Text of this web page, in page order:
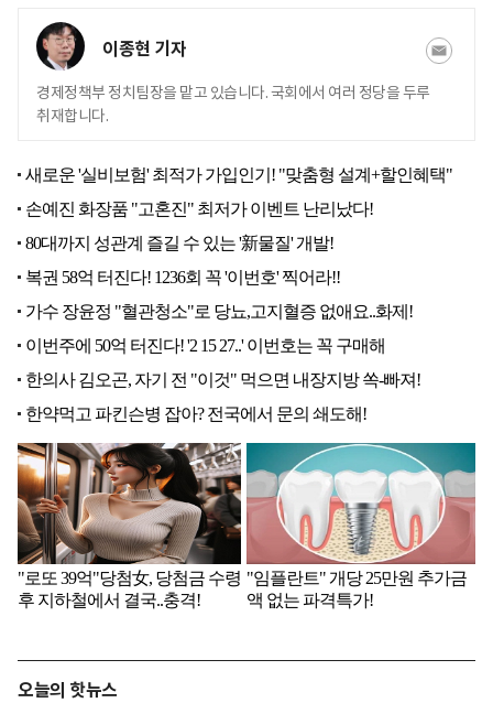
이종현 기자
경제정책부 정치팀장을 맡고 있습니다. 국회에서 여러 정당을 두루
취재합니다.
오늘의 핫뉴스